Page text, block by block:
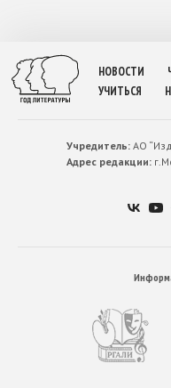
НОВОСТИ
УЧИТЬСЯ
Учредитель:АО
Адрес редакции: